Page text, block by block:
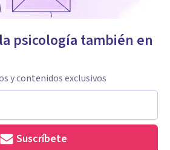
psicología también en
y contenidos exclusivos
Suscríbete